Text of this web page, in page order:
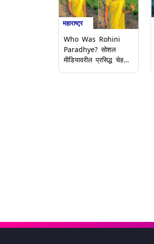
महाराष्ट्र
Who Was Rohini
Paradhye? सोशल
मीडियावरील प्रसिद्ध चेहरा